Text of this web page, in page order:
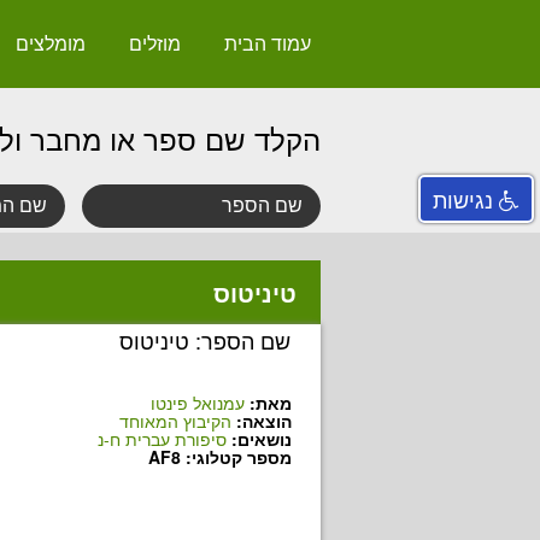
עמוד הבית מוזלים מומלצים
הקלד שם ספר או מחבר
טיניטוס
שם הספר: טיניטוס
מאת: עמנואל פינטו
הוצאה: הקיבוץ המאוחד
נושאים: סיפורת עברית ח-נ
מספר קטלוגי: AF8
נגישות